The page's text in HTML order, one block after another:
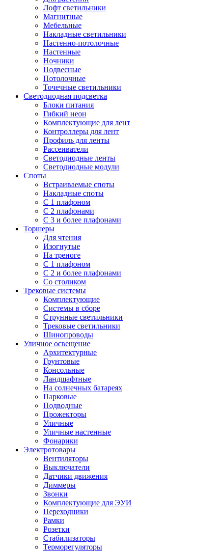
Лофт светильники
Магнитные
Мебельные
Накладные светильники
Настенно-потолочные
Настенные
Ночники
Подвесные
Потолочные
Точечные светильники
Светодиодная подсветка
Блоки питания
Гибкий неон
Комплектующие для лент
Контроллеры для лент
Профиль для ленты
Рассеиватели
Светодиодные ленты
Светодиодные модули
Споты
Встраиваемые споты
Накладные споты
С 1 плафоном
С 2 плафонами
С 3 и более плафонами
Торшеры
Для чтения
Изогнутые
На треноге
С 1 плафоном
С 2 и более плафонами
Со столиком
Трековые системы
Комплектующие
Системы в сборе
Струнные светильники
Трековые светильники
Шинопроводы
Уличное освещение
Архитектурные
Грунтовые
Консольные
Ландшафтные
На солнечных батареях
Парковые
Подводные
Прожекторы
Уличные
Уличные настенные
Фонарики
Электротовары
Вентиляторы
Выключатели
Датчики движения
Диммеры
Звонки
Комплектующие для ЭУИ
Переходники
Рамки
Розетки
Стабилизаторы
Терморегуляторы